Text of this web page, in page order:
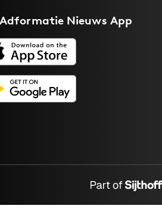
Adformatie Nieuws App